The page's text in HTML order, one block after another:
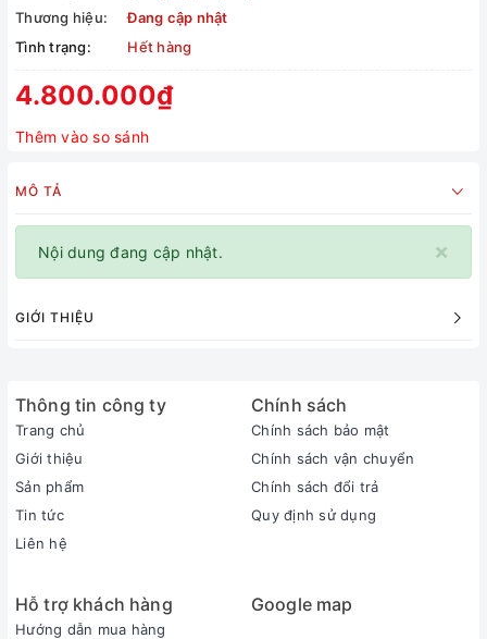
Thương hiệu:
Đang cập nhật
Tình trạng:
Hết hàng
4.800.000₫
Thêm vào so sánh
MÔ TẢ
×
Nội dung đang cập nhật.
GIỚI THIỆU
Thông tin công ty
Trang chủ
Giới thiệu
Sản phẩm
Tin tức
Liên hệ
Chính sách
Chính sách bảo mật
Chính sách vận chuyển
Chính sách đổi trả
Quy định sử dụng
Hỗ trợ khách hàng
Hướng dẫn mua hàng
Google map